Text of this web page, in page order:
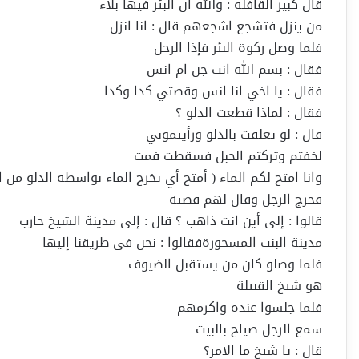
من ينزل فتشجع اشجعهم قال : انا انزل
فلما وصل ركوة البئر فإذا الرجل
فقال : بسم الله انت جن ام انس
فقال : يا اخي انا انس وقصتي كذا وكذا
فقال : لماذا قطعت الدلو ؟
قال : لو تعلقت بالدلو ورأيتموني
لخفتم وتركتم الحبل فسقطت فمت
وانا امتح لكم الماء ( أمتح أي يخرج الماء بواسطه الدلو من
فخرج الرجل وقال لهم قصته
قالوا : إلى أين انت ذاهب ؟ قال : إلى مدينة الشيخ حارب
مدينة البنت المسحورةفقالوا : نحن في طريقنا إليها
فلما وصلو كان من يستقبل الضيوف
هو شيخ القبيلة
فلما جلسوا عنده واكرمهم
سمع الرجل صياح بالبيت
قال : يا شيخ ما الامر؟